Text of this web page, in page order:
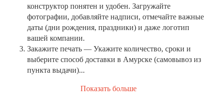
конструктор понятен и удобен. Загружайте
фотографии, добавляйте надписи, отмечайте важные
даты (дни рождения, праздники) и даже логотип
вашей компании.
Закажите печать — Укажите количество, сроки и
выберите способ доставки в Амурске (самовывоз из
пункта выдачи)...
Показать больше